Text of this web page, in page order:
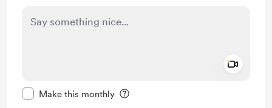
Make this monthly